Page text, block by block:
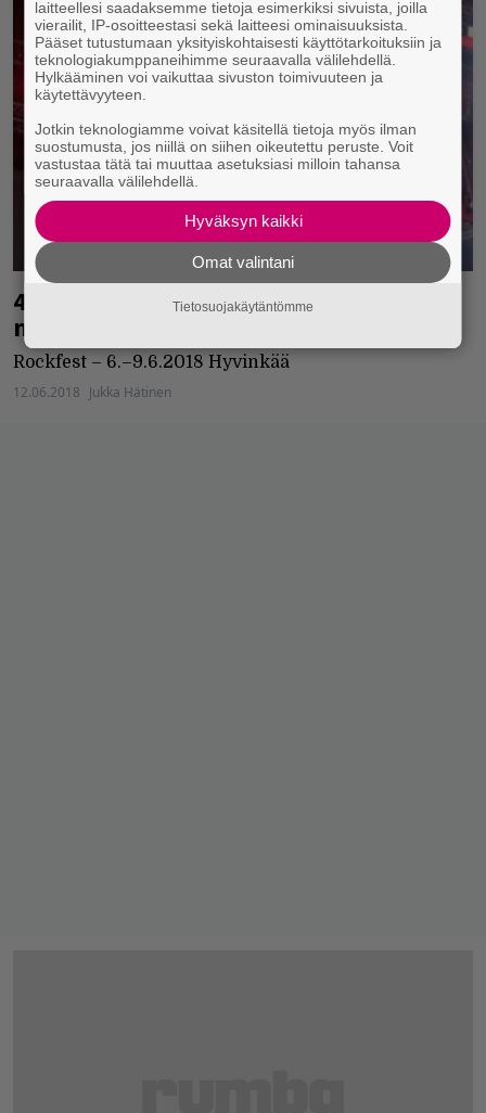
450 kuvaa Hyvinkäältä –
mammuttigalleria Rockfestistä
Rockfest – 6.–9.6.2018 Hyvinkää
12.06.2018 Jukka Hätinen
laitteellesi saadaksemme tietoja esimerkiksi sivuista, joilla
vierailit, IP-osoitteestasi sekä laitteesi ominaisuuksista.
Pääset tutustumaan yksityiskohtaisesti käyttötarkoituksiin ja
teknologiakumppaneihimme seuraavalla välilehdellä.
Hylkääminen voi vaikuttaa sivuston toimivuuteen ja
käytettävyyteen.
Jotkin teknologiamme voivat käsitellä tietoja myös ilman
suostumusta, jos niillä on siihen oikeutettu peruste. Voit
vastustaa tätä tai muuttaa asetuksiasi milloin tahansa
seuraavalla välilehdellä.
Hyväksyn kaikki
Omat valintani
Tietosuojakäytäntömme